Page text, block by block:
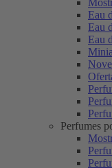
Eau
Eau
Eau
Perfumes